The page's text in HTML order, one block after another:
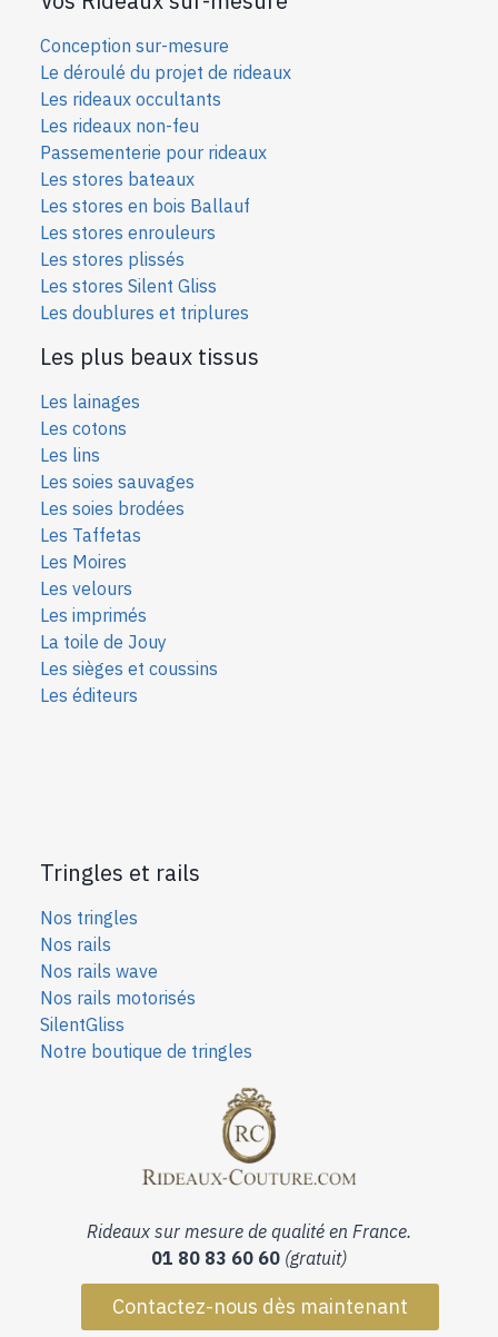
Conception sur-mesure
Le déroulé du projet de rideaux
Les rideaux occultants
Les rideaux non-feu
Passementerie pour rideaux
Les stores bateaux
Les stores en bois Ballauf
Les stores enrouleurs
Les stores plissés
Les stores Silent Gliss
Les doublures et triplures
Les plus beaux tissus
Les lainages
Les cotons
Les lins
Les soies sauvages
Les soies brodées
Les Taffetas
Les Moires
Les velours
Les imprimés
La toile de Jouy
Les sièges et coussins
Les éditeurs
Tringles et rails
Nos tringles
Nos rails
Nos rails wave
Nos rails motorisés
SilentGliss
Notre boutique de tringles
Rideaux sur mesure de qualité en France.
01 80 83 60 60 (gratuit)
Contactez-nous dès maintenant